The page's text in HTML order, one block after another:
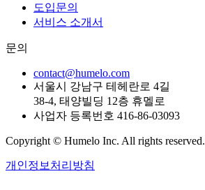
도입문의
서비스 소개서
문의
contact@humelo.com
서울시 강남구 테헤란로 4길
38-4, 태양빌딩 12층 휴멜로
사업자 등록번호 416-86-03093
Copyright © Humelo Inc. All rights reserved.
개인정보처리방침